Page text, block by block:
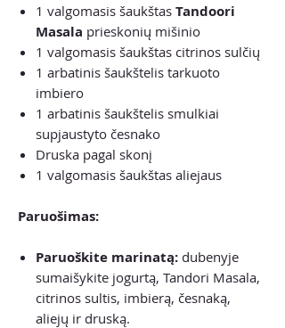
1 valgomasis šaukštas Tandoori
Masala prieskonių mišinio
1 valgomasis šaukštas citrinos sulčių
1 arbatinis šaukštelis tarkuoto
imbiero
1 arbatinis šaukštelis smulkiai
supjaustyto česnako
Druska pagal skonį
1 valgomasis šaukštas aliejaus
Paruošimas:
Paruoškite marinatą: dubenyje
sumaišykite jogurtą, Tandori Masala,
citrinos sultis, imbierą, česnaką,
aliejų ir druską.